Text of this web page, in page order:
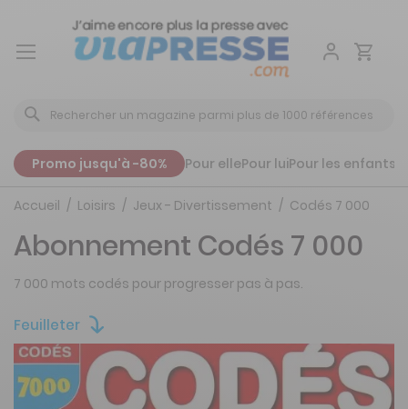
Aller
Promo jusqu'à -80% Pour ellePour luiPour les enfants
Accueil Loisirs Jeux - Divertissement Codés 7 000
Feuilleter
Abonnement Codés 7 000
7 000 mots codés pour progresser pas à pas.